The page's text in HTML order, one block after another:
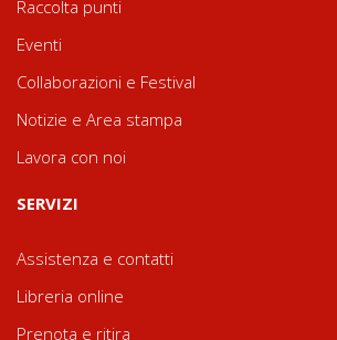
Raccolta punti
Eventi
Collaborazioni e Festival
Notizie e Area stampa
Lavora con noi
SERVIZI
Assistenza e contatti
Libreria online
Prenota e ritira